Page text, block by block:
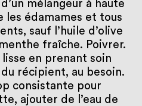
mélangeur à haute
les édamames et tous
sauf l’huile d’olive
fraîche. Poivrer.
en prenant soin
récipient, au besoin.
consistante pour
ajouter de l’eau de